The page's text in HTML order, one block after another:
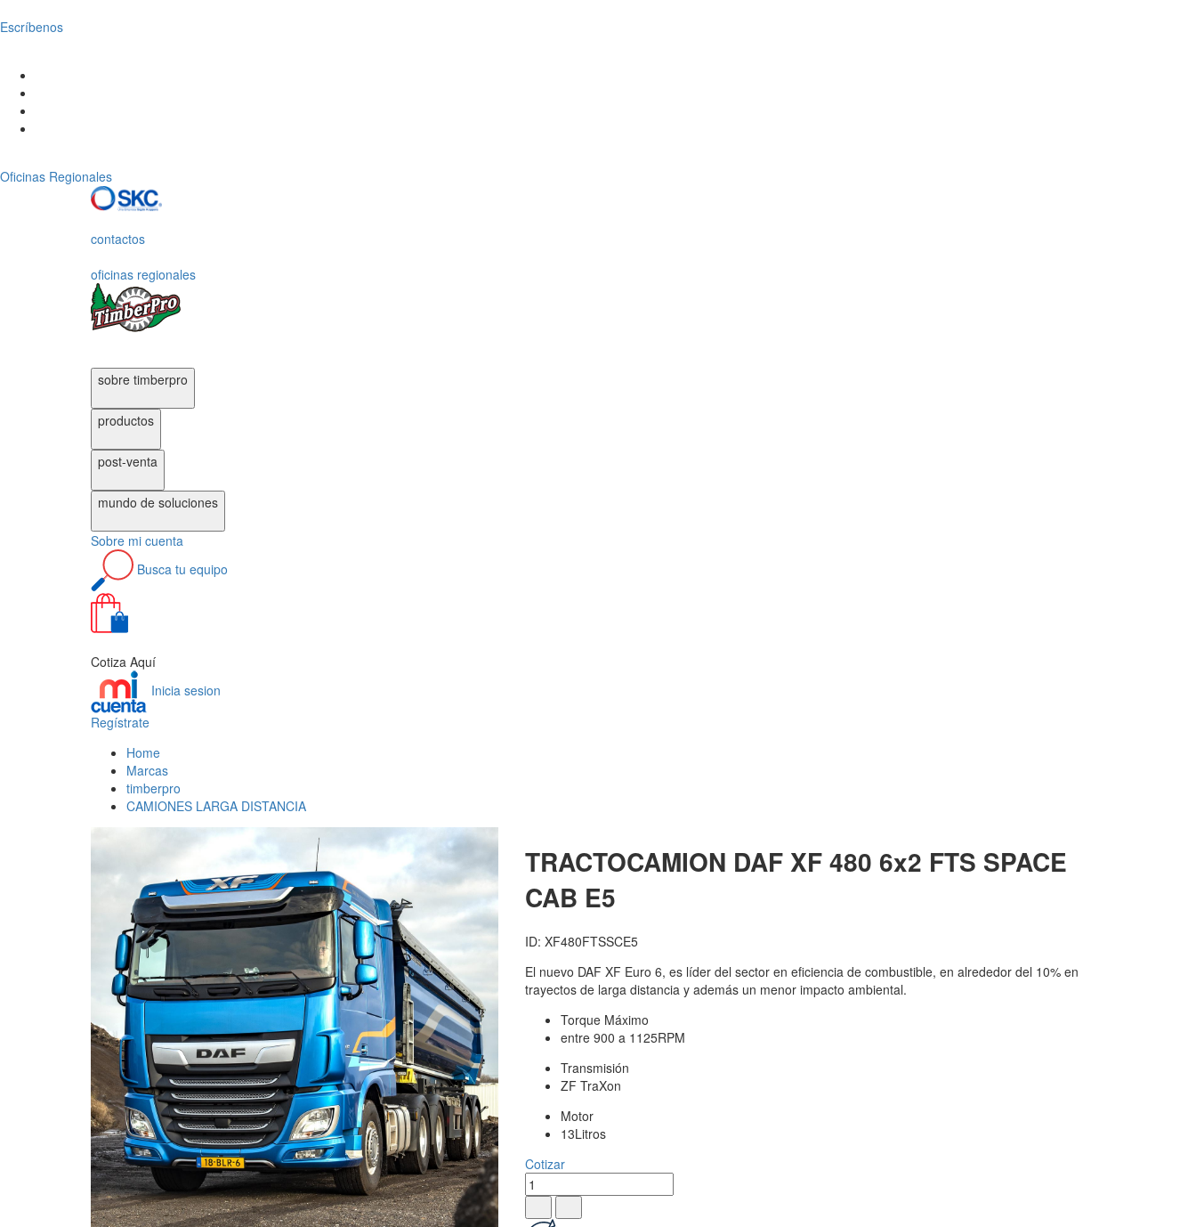
Escríbenos
Oficinas Regionales
contactos
oficinas regionales
sobre timberpro
productos
post-venta
mundo de soluciones
Sobre mi cuenta
Busca tu equipo
Cotiza Aquí
Inicia sesion
Regístrate
Home
Marcas
timberpro
CAMIONES LARGA DISTANCIA
TRACTOCAMION DAFXF 480 6x2 FTS SPACE
CAB E5
ID: XF480FTSSCE5
El nuevo DAF XF Euro 6, es líder del sector en eficiencia de combustible, en alrededor del 10% en
trayectos de larga distancia y además un menor impacto ambiental.
Torque Máximo
entre 900 a 1125RPM
Transmisión
ZF TraXon
Motor
13Litros
Cotizar